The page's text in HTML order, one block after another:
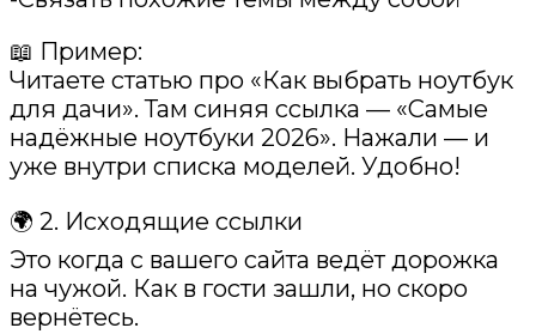
📖 Пример:
Читаете статью про «Как выбрать ноутбук
для дачи». Там синяя ссылка — «Самые
надёжные ноутбуки 2026». Нажали — и
уже внутри списка моделей. Удобно!
🌍 2. Исходящие ссылки
Это когда с вашего сайта ведёт дорожка
на чужой. Как в гости зашли, но скоро
вернётесь.